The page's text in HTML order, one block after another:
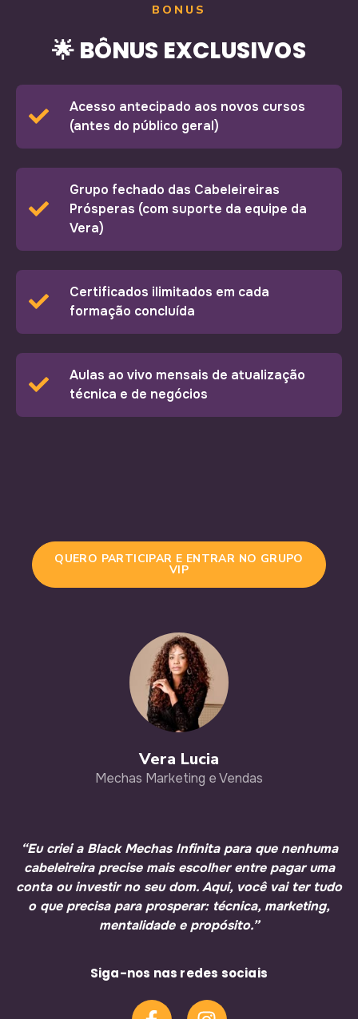
BONUS
🌟 BÔNUS EXCLUSIVOS
Acesso antecipado aos novos cursos
(antes do público geral)
Grupo fechado das Cabeleireiras
Prósperas (com suporte da equipe da
Vera)
Certificados ilimitados em cada
formação concluída
Aulas ao vivo mensais de atualização
técnica e de negócios
QUERO PARTICIPAR E ENTRAR NO GRUPO
VIP
Vera Lucia
Mechas Marketing e Vendas
“Eu criei a Black Mechas Infinita para que nenhuma
cabeleireira precise mais escolher entre pagar uma
conta ou investir no seu dom.Aqui, você vai ter tudo
o que precisa para prosperar: técnica, marketing,
mentalidade e propósito.”
Siga-nos nas redes sociais